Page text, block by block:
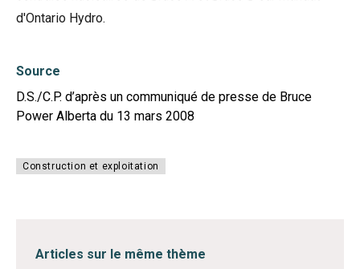
d'Ontario Hydro.
Source
D.S./C.P. d’après un communiqué de presse de Bruce
Power Alberta du 13 mars 2008
Construction et exploitation
Articles sur le même thème